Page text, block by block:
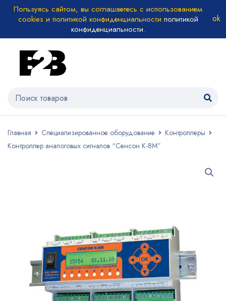
Пользуясь сайтом, вы соглашаетесь с использованием
cookies и политикой конфиденциальности политикой
конфиденциальности.
Главная Специализированное оборудование
Контроллеры
Контроллер аналоговых сигналов “Сенсон К-8М”